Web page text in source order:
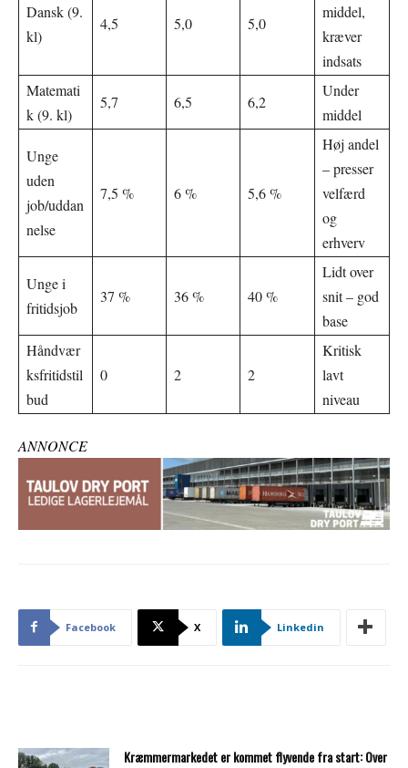
Dansk (9.
kl)
4,5 5,0 5,0
middel,
kræver
indsats
Matemati
k (9. kl)
5,7 6,5 6,2
Under
middel
Unge
uden
job/uddan
nelse
7,5 % 6 % 5,6 %
Høj andel
– presser
velfærd
og
erhverv
Unge i
fritidsjob
37 % 36 % 40 %
Lidt over
snit – god
base
Håndvær
ksfritidstil
bud
0 2 2
Kritisk
lavt
niveau
ANNONCE
Facebook X Linkedin
Kræmmermarkedet er kommet flyvende fra start: Over